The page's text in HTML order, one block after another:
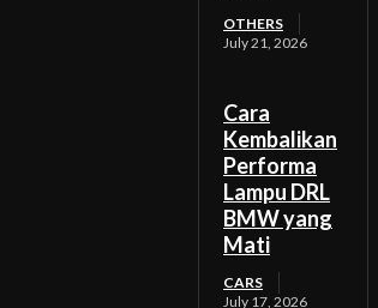
OTHERS
July 21, 2026
Cara
Kembalikan
Performa
Lampu DRL
BMW yang
Mati
CARS
July 17, 2026